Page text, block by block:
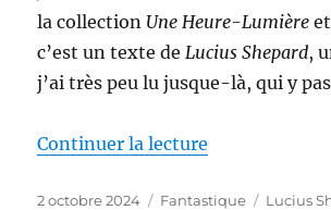
la collection Une Heure-Lumière
c’est un texte deLucius Shepard,
j’ai très peu lu jusque-là, qui y
Continuer la lecture
Publié
2 octobre 2024 Catégories
Fantastique Lucius